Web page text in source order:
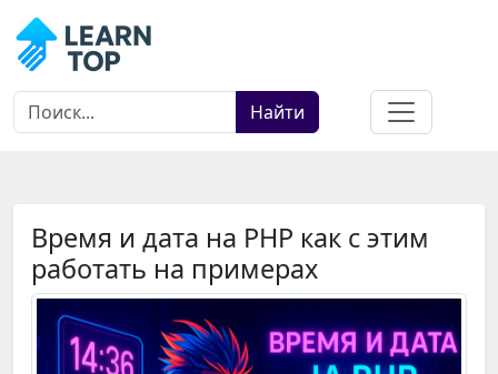
Найти
Время и дата на PHP как с этим
работать на примерах